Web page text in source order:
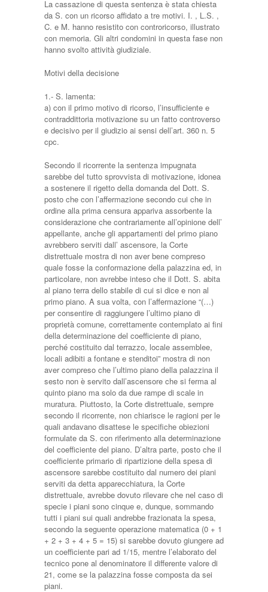
La cassazione di questa sentenza è stata chiesta
da S. con un ricorso affidato a tre motivi. I. , L.S. ,
C. e M. hanno resistito con controricorso, illustrato
con memoria. Gli altri condomini in questa fase non
hanno svolto attività giudiziale.
Motivi della decisione
1.- S. lamenta:
a) con il primo motivo di ricorso, l’insufficiente e
contraddittoria motivazione su un fatto controverso
e decisivo per il giudizio ai sensi dell’art. 360 n. 5
cpc.
Secondo il ricorrente la sentenza impugnata
sarebbe del tutto sprovvista di motivazione, idonea
a sostenere il rigetto della domanda del Dott. S.
posto che con l’affermazione secondo cui che in
ordine alla prima censura appariva assorbente la
considerazione che contrariamente all’opinione dell’
appellante, anche gli appartamenti del primo piano
avrebbero serviti dall’ ascensore, la Corte
distrettuale mostra di non aver bene compreso
quale fosse la conformazione della palazzina ed, in
particolare, non avrebbe inteso che il Dott. S. abita
al piano terra dello stabile di cui si dice e non al
primo piano. A sua volta, con l’affermazione “(…)
per consentire di raggiungere l’ultimo piano di
proprietà comune, correttamente contemplato ai fini
della determinazione del coefficiente di piano,
perché costituito dal terrazzo, locale assemblee,
locali adibiti a fontane e stenditoi” mostra di non
aver compreso che l’ultimo piano della palazzina il
sesto non è servito dall’ascensore che si ferma al
quinto piano ma solo da due rampe di scale in
muratura. Piuttosto, la Corte distrettuale, sempre
secondo il ricorrente, non chiarisce le ragioni per le
quali andavano disattese le specifiche obiezioni
formulate da S. con riferimento alla determinazione
del coefficiente del piano. D’altra parte, posto che il
coefficiente primario di ripartizione della spesa di
ascensore sarebbe costituito dal numero dei piani
serviti da detta apparecchiatura, la Corte
distrettuale, avrebbe dovuto rilevare che nel caso di
specie i piani sono cinque e, dunque, sommando
tutti i piani sui quali andrebbe frazionata la spesa,
secondo la seguente operazione matematica (0 + 1
+ 2 + 3 + 4 + 5 = 15) si sarebbe dovuto giungere ad
un coefficiente pari ad 1/15, mentre l’elaborato del
tecnico pone al denominatore il differente valore di
21, come se la palazzina fosse composta da sei
piani.